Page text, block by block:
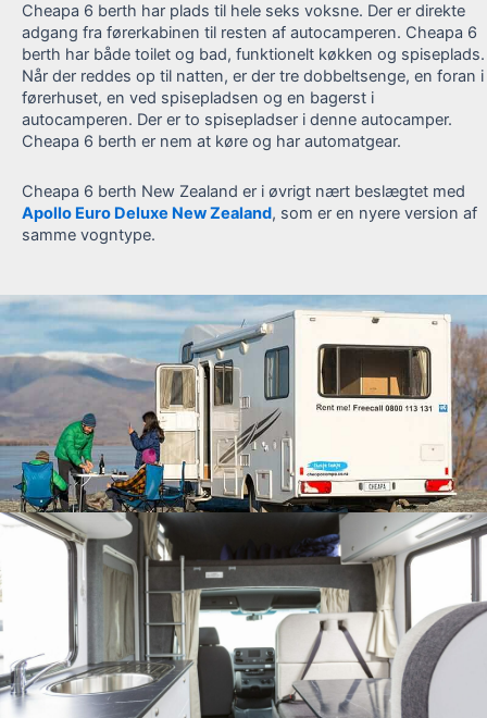
Cheapa 6 berth har plads til hele seks voksne. Der er direkte
adgang fra førerkabinen til resten af autocamperen. Cheapa 6
berth har både toilet og bad, funktionelt køkken og spiseplads.
Når der reddes op til natten, er der tre dobbeltsenge, en foran i
førerhuset, en ved spisepladsen og en bagerst i
autocamperen. Der er to spisepladser i denne autocamper.
Cheapa 6 berth er nem at køre og har automatgear.
Cheapa 6 berth New Zealand er i øvrigt nært beslægtet med
Apollo Euro Deluxe New Zealand, som er en nyere version af
samme vogntype.